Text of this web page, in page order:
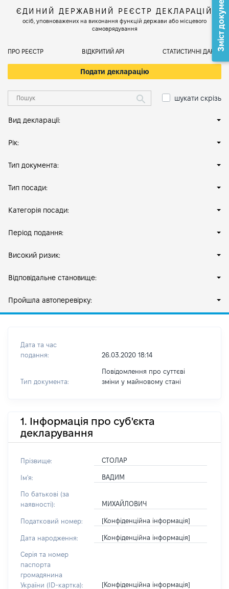
ЄДИНИЙ ДЕРЖАВНИЙ РЕЄСТР ДЕКЛАРАЦІЙ
осіб, уповноважених на виконання функцій держави або місцевого
самоврядування
ПРО РЕЄСТР ВІДКРИТИЙ АРІ СТАТИСТИЧНІ ДАНІ
Подати декларацію
шукати скрізь
Вид декларації:
Рік:
Тип документа:
Тип посади:
Категорія посади:
Період подання:
Високий ризик:
Відповідальне становище:
Пройшла автоперевірку:
Дата та час
подання:
26.03.2020 18:14
Тип документа:
Повідомлення про суттєві
зміни y майновому стані
1. Інформація про суб'єкта
декларування
Прізвище: СТОЛАР
Ім'я: ВАДИМ
По батькові (за
наявності):
МИХАЙЛОВИЧ
Податковий номер: [Конфіденційна інформація]
Дата народження: [Конфіденційна інформація]
Серія та номер
паспорта
громадянина
України (ID-картка):
[Конфіденційна інформація]
Зміст документа